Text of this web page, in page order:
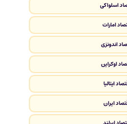
اسلواکی
امارات
اندونزی
اوکراین
ایتالیا
ایران